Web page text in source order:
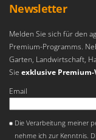
Newsletter
Melden Sie sich für den
Premium-Programms.
Garten, Landwirtschaft,
Sie exklusive
Email
Die Verarbeitung meiner
nehme ich zur Kenntnis.